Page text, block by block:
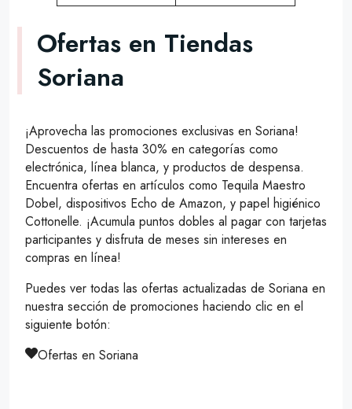
Ofertas en Tiendas
Soriana
¡Aprovecha las promociones exclusivas en Soriana!
Descuentos de hasta 30% en categorías como
electrónica, línea blanca, y productos de despensa.
Encuentra ofertas en artículos como Tequila Maestro
Dobel, dispositivos Echo de Amazon, y papel higiénico
Cottonelle. ¡Acumula puntos dobles al pagar con tarjetas
participantes y disfruta de meses sin intereses en
compras en línea!
Puedes ver todas las ofertas actualizadas de Soriana en
nuestra sección de promociones haciendo clic en el
siguiente botón:
Ofertas en Soriana